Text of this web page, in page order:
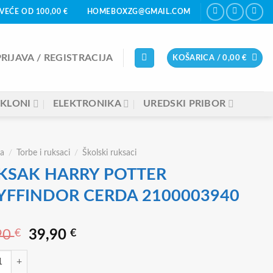
OD 100,00 € HOMEBOXZG@GMAIL.COM
/ REGISTRACIJA KOŠARICA /0,00€
ELEKTRONIKA UREDSKI PRIBOR
/ Torbe i ruksaci / Školski ruksaci
HARRY POTTER
CERDA 2100003940
€
Izvorna
39,90 €Trenutna
HARRY POTTER GRYFFINDOR CERDA 2100003940 količina